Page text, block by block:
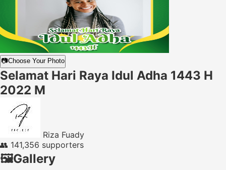
📷Choose Your Photo
Selamat Hari Raya Idul Adha 1443 H
2022 M
Riza Fuady
👥 141,356 supporters
🖼️Gallery